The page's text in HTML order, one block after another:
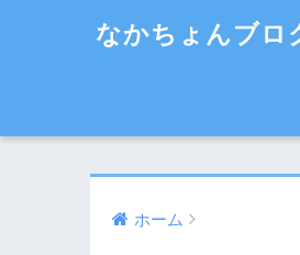
なかちょんブロ
ホーム